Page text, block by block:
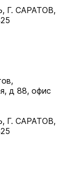
Г. САРАТОВ,
д 88, офис
Г. САРАТОВ,